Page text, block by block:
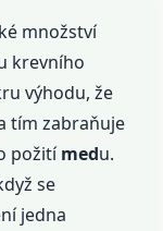
množství
krevního
výhodu, že
tím zabraňuje
požitímedu.
se
jedna